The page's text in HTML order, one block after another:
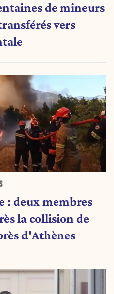
de mineurs
vers
: deux membres
la collision de
d'Athènes